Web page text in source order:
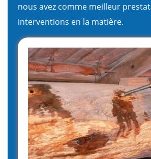
nous avez comme meilleur
interventions en la matière.